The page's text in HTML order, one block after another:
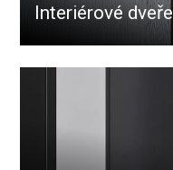
Interiérové dveře